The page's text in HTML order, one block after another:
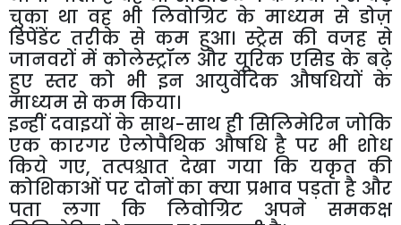
चुका था वह भी लिवोग्रिट के माध्यम से डोज़
डिपेंडेंट तरीके से कम हुआ। स्ट्रेस की वजह से
जानवरों में कोलेस्ट्रॉल और यूरिक एसिड के बढ़े
हुए स्तर को भी इन आयुर्वेदिक औषधियों के
माध्यम से कम किया।
इन्हीं दवाइयों के साथ-साथ ही सिलिमेरिन जोकि
एक कारगर ऐलोपैथिक औषधि है पर भी शोध
किये गए, तत्पश्चात देखा गया कि यकृत की
कोशिकाओं पर दोनों का क्या प्रभाव पड़ता है और
पता लगा कि लिवोग्रिट अपने समकक्ष